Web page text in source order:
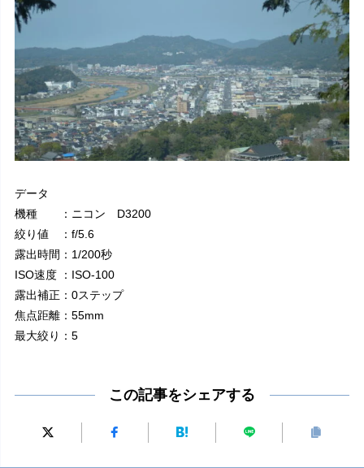
データ
機種 ：ニコン D3200
絞り値 ：f/5.6
露出時間：1/200秒
ISO速度 ：ISO-100
露出補正：0ステップ
焦点距離：55mm
最大絞り：5
この記事をシェアする